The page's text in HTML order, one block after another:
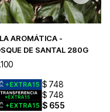
AROMÁTICA -
DE SANTAL 280G
$ 748
$ 748
$ 655